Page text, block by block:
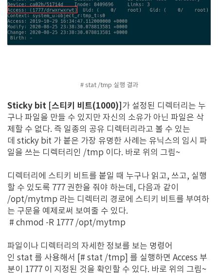
# stat /tmp 실행 결과
Sticky bit [스티키 비트(1000)] 가 설정된 디렉터리는 누
구나 파일을 만들 수 있지만 자신의 소유가 아닌 파일은 삭
제할 수 없다. 즉 일종의 공유 디렉터리라고 볼 수 있는
데 sticky bit 가 붙은 가장 유명한 사례는 유닉스의 임시 파
일을 쓰는 디렉터리인 /tmp 이다. 바로 위의 그림~
디렉터리에 스티키 비트를 붙일 때 누구나 읽고, 쓰고, 실행
할 수 있도록 777 권한을 줘야 하는데, 다음과 같이
/opt/mytmp 라는 디렉터리 경로에 스티키 비트를 부여하
는 구문을 예제로써 보여줄 수 있다.
# chmod -R 1777 /opt/mytmp
파일이나 디렉터리의 자세한 정보를 보는 명령어
인 stat 를 사용해서 [# stat /tmp] 를 실행하면 Access 부
분이 1777 이 지정된 것을 확인할 수 있다. 바로 위의 그림~